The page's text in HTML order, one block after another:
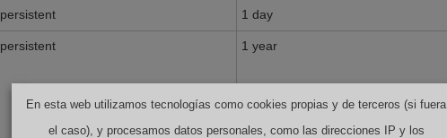
persistent 1 day
persistent 1 year
En esta web utilizamos tecnologías como cookies propias y de terceros (si fuera
el caso), y procesamos datos personales, como las direcciones IP y los